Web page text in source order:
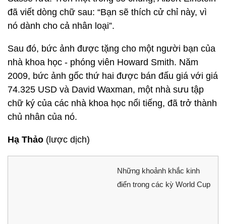
đã viết dòng chữ sau: “Bạn sẽ thích cử chỉ này, vì
nó dành cho cả nhân loại”.
Sau đó, bức ảnh được tặng cho một người bạn của
nhà khoa học - phóng viên Howard Smith. Năm
2009, bức ảnh gốc thứ hai được bán đấu giá với giá
74.325 USD và David Waxman, một nhà sưu tập
chữ ký của các nhà khoa học nổi tiếng, đã trở thành
chủ nhân của nó.
Hạ Thảo (lược dịch)
Những khoảnh khắc kinh
điển trong các kỳ World Cup